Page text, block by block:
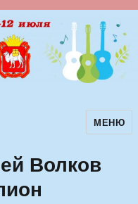
авторскойМЕНЮ
Волков